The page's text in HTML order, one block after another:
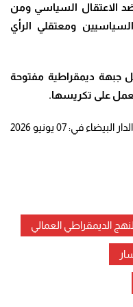
انتفاضة 20 يونيو ضد الاعتقال السياسي ومن
ومعتقلي الرأي
جبهة ديمقراطية مفتوحة
على تكريسها.
الدار البيضاء في: 07 يونيو 2026
الديمقراطي العمالي